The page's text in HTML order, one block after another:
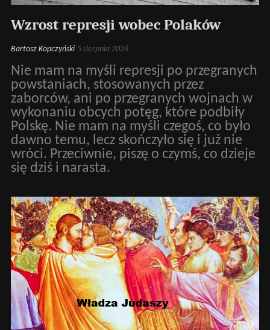
Wzrost represji wobec Polaków
Bartosz Kopczyński 5 sierpnia 2026
Nie mam na myśli represji po przegranych
powstaniach, stosowanych przez
zaborców, ani po przegranych wojnach w
wykonaniu obcych potęg, które podbiły
Polskę. Nie mam na myśli czegoś, co było
dawno temu, lecz skończyło się i już nie
wróci. Przeciwnie, piszę o czymś, co dzieje
się dziś i narasta.